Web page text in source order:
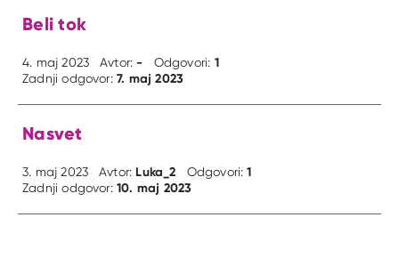
Beli tok
4. maj 2023 Avtor: - Odgovori: 1
Zadnji odgovor:7. maj 2023
Nasvet
3. maj 2023 Avtor: Luka_2 Odgovori:1
Zadnji odgovor:10. maj 2023